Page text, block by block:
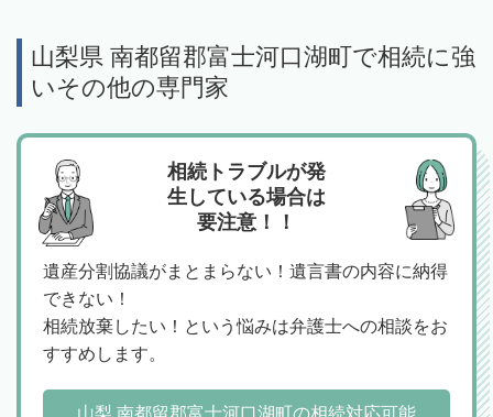
山梨県 南都留郡富士河口湖町で相続に強
いその他の専門家
相続トラブルが発
生している場合は
要注意！！
遺産分割協議がまとまらない！遺言書の内容に納得
できない！
相続放棄したい！という悩みは弁護士への相談をお
すすめします。